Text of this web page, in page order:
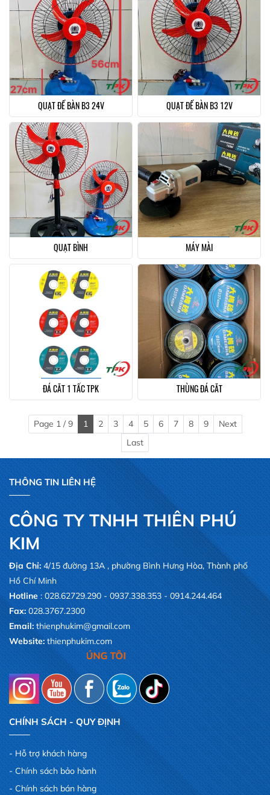
QUẠT ĐỂ BÀN B3 24V QUẠT ĐỂ BÀN B3 12V
QUẠT BÌNH MÁY MÀI
ĐÁ CẮT 1 TẤC TPK THÙNG ĐÁ CẮT
Page 1 / 9 1 2 3 4 5 6 7 8 9
Next
Last
THÔNG TIN LIÊN HỆ
CÔNG TY TNHH THIÊN PHÚ
KIM
Địa Chỉ:4/15 đường 13A , phường Bình Hưng Hòa, Thành phố
Hồ Chí Minh
Hotline : 028.62729.290 - 0937.338.353 - 0914.244.464
Fax:028.3767.2300
Email:thienphukim@gmail.com
Website:thienphukim.com
CHÚNG TÔI
CHÍNH SÁCH - QUY ĐỊNH
Hỗ trợ khách hàng
Chính sách bảo hành
Chính sách bán hàng